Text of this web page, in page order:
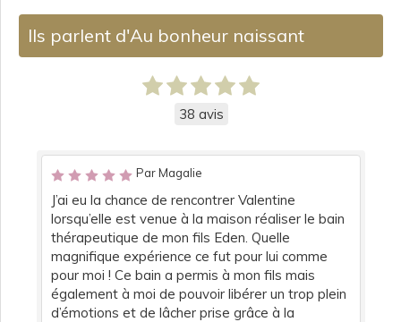
Ils parlent d'Au bonheur naissant
38 avis
Par Magalie
J’ai eu la chance de rencontrer Valentine
lorsqu’elle est venue à la maison réaliser le bain
thérapeutique de mon fils Eden. Quelle
magnifique expérience ce fut pour lui comme
pour moi ! Ce bain a permis à mon fils mais
également à moi de pouvoir libérer un trop plein
d’émotions et de lâcher prise grâce à la